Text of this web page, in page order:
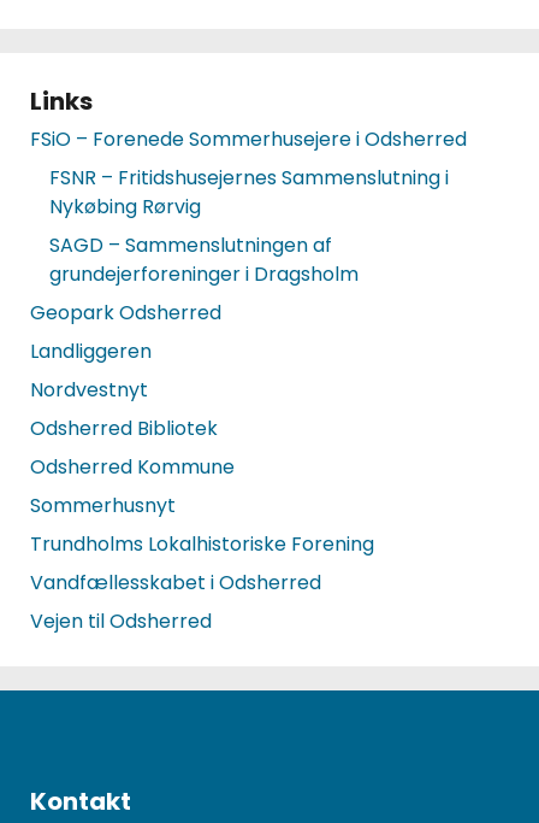
Links
FSiO – Forenede Sommerhusejere i Odsherred
FSNR – Fritidshusejernes Sammenslutning i
Nykøbing Rørvig
SAGD – Sammenslutningen af
grundejerforeninger i Dragsholm
Geopark Odsherred
Landliggeren
Nordvestnyt
Odsherred Bibliotek
Odsherred Kommune
Sommerhusnyt
Trundholms Lokalhistoriske Forening
Vandfællesskabet i Odsherred
Vejen til Odsherred
Kontakt